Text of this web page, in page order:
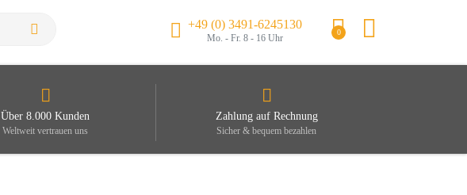
+49 (0) 3491-6245130
Mo. - Fr. 8 - 16 Uhr
0
Über 8.000 Kunden
Weltweit vertrauen uns
Zahlung auf Rechnung
Sicher & bequem bezahlen